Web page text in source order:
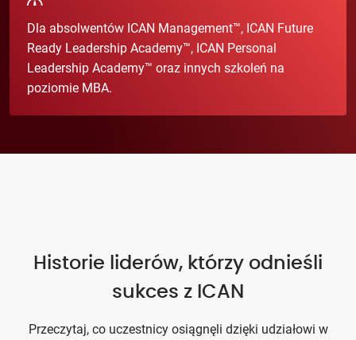
Dla absolwentów ICAN Management™, ICAN Future
Ready Leadership Academy™, ICAN Personal
Leadership Academy™ oraz innych szkoleń na
poziomie MBA.
Historie liderów, którzy odnieśli
sukces z ICAN
Przeczytaj, co uczestnicy osiągnęli dzięki udziałowi w